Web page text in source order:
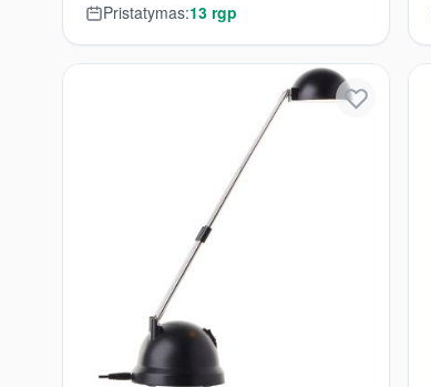
Pristatymas:13 rgp